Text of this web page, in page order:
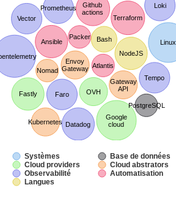
Systèmes
Base de données
Cloud providers
Cloud abstrators
Observabilité
Automatisation
Langues
Linux
PostgreSQL
Google
cloud
OVH
Fastly
Kubernetes
Gateway
API
Envoy
Gateway
Nomad
Datadog
Faro
Vector
Prometheus Loki
Tempo
Terraform
Atlantis
Packer
Ansible
Github
actions
NodeJS
Bash